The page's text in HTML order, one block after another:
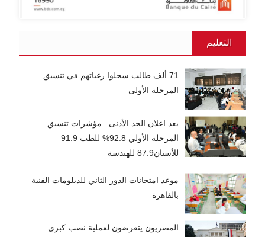
التعليم
71 ألف طالب سجلوا رغباتهم في تنسيق
المرحلة الأولى
بعد اعلان الحد الأدنى.. مؤشرات تنسيق
المرحلة الأولي 92.8% للطب 91.9
للأسنان87.9 للهندسة
موعد امتحانات الدور الثاني للدبلومات الفنية
بالقاهرة
المصريون يتعرضون لعملية نصب كبرى